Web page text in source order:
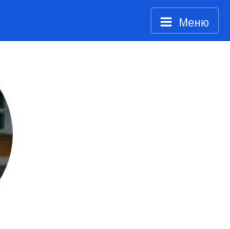
Меню